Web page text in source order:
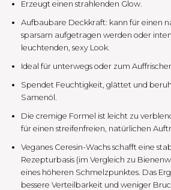
Erzeugt einen strahlenden Glow.
Aufbaubare Deckkraft: kann für einen
sparsam aufgetragen werden oder
leuchtenden, sexy Look.
Ideal für unterwegs oder zum
Spendet Feuchtigkeit, glättet und
Samenöl.
Die cremige Formel ist leicht zu
für einen streifenfreien, natürlichen
Veganes Ceresin-Wachs schafft eine
Rezepturbasis (im Vergleich zu
eines höheren Schmelzpunktes. Das
bessere Verteilbarkeit und weniger